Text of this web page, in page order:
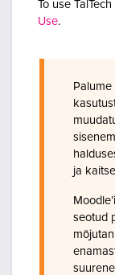
To use
Use.
Palume
ja
seotud